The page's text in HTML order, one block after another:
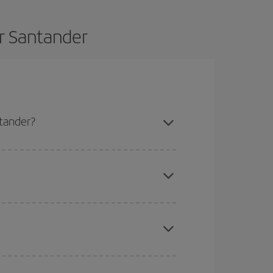
Santander
troverai sicuramente il volo più economico.